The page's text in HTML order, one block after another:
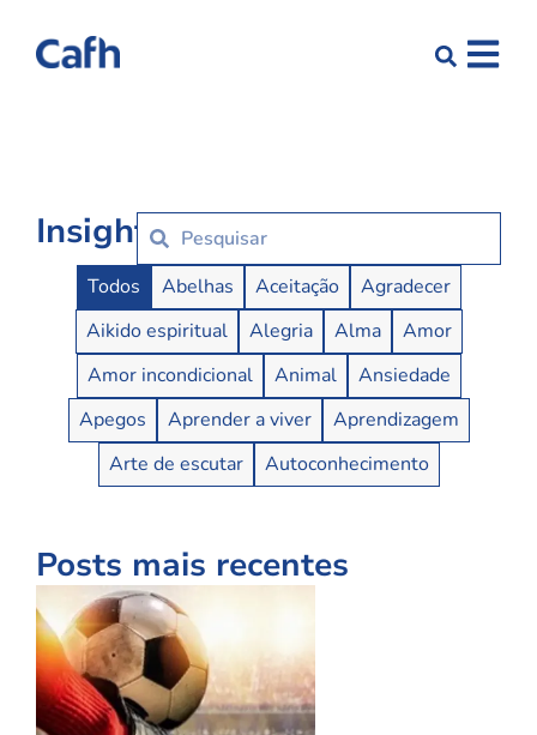
Insights
Insights Buttons
Todos Abelhas Aceitação
Agradecer
Aikido espiritual
Alegria Alma
Amor
Amor incondicional
Animal
Ansiedade
Apegos
Aprender a viver
Aprendizagem
Arte de escutar
Autoconhecimento
Posts mais recentes